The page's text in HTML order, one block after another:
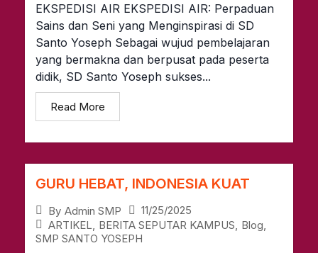
EKSPEDISI AIR EKSPEDISI AIR: Perpaduan
Sains dan Seni yang Menginspirasi di SD
Santo Yoseph Sebagai wujud pembelajaran
yang bermakna dan berpusat pada peserta
didik, SD Santo Yoseph sukses...
Read More
GURU HEBAT, INDONESIA KUAT
By Admin SMP
11/25/2025
ARTIKEL BERITA SEPUTAR KAMPUS Blog
SMP SANTO YOSEPH